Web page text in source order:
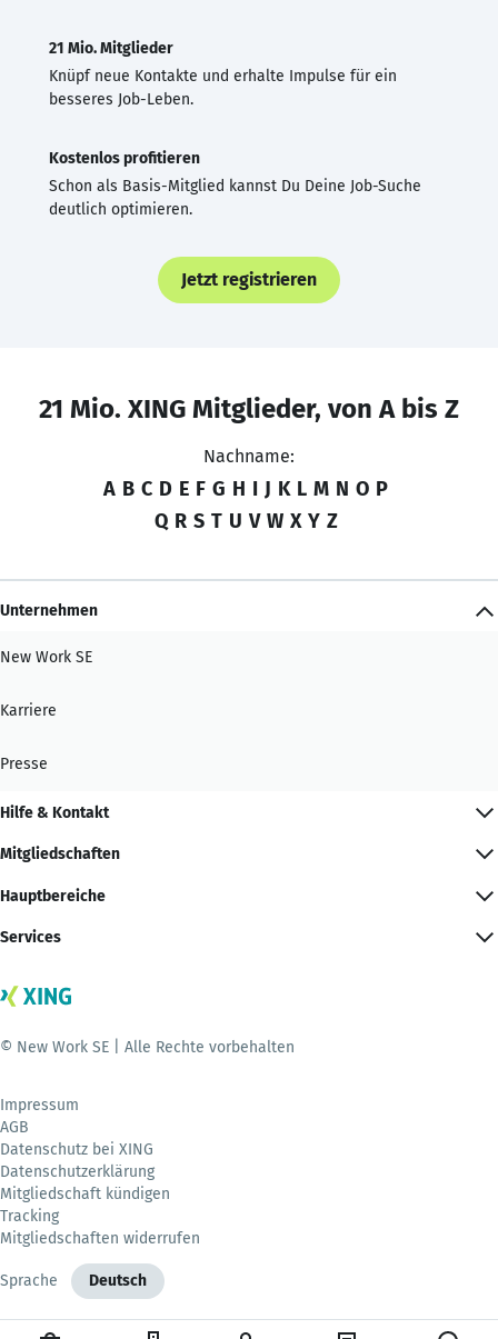
21 Mio. Mitglieder
Knüpf neue Kontakte und erhalte Impulse für ein
besseres Job-Leben.
Kostenlos profitieren
Schon als Basis-Mitglied kannst Du Deine Job-Suche
deutlich optimieren.
Jetzt registrieren
21 Mio. XING Mitglieder, von A bis Z
Nachname:
A B C D E F G H I J K L M N O P
Q R S T U V W X Y Z
Unternehmen
New Work SE
Karriere
Presse
Hilfe & Kontakt
Mitgliedschaften
Hauptbereiche
Services
© New Work SE | Alle Rechte vorbehalten
Impressum
AGB
Datenschutz bei XING
Datenschutzerklärung
Mitgliedschaft kündigen
Tracking
Mitgliedschaften widerrufen
Sprache Deutsch